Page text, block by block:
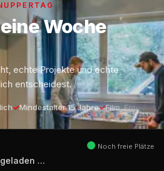
Woche
echte Projekte und echte
entscheidest.
Mindestalter 15 Jahre Film, Foto &
…
● Noch freie Plätze